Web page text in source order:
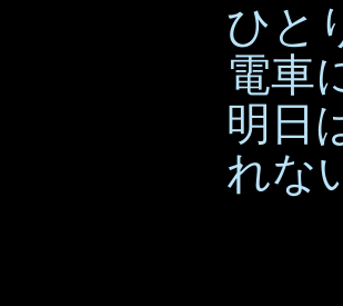
ひと
電車
明日
れな